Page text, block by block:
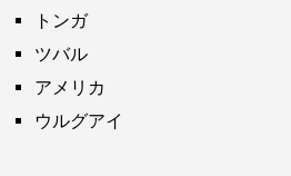
トンガ
ツバル
アメリカ
ウルグアイ